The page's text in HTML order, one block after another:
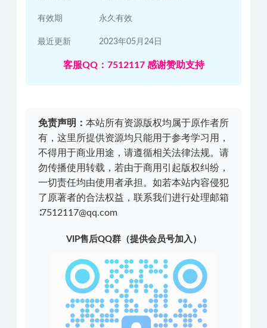
有效期 永久有效
最近更新 2023年05月24日
客服QQ：7512117 感谢赞助支持
免责声明： 本站所有资源版权均属于原作者所
有，这里所提供资源均只能用于参考学习用，
不得用于商业用途，请遵循相关法律法规。请
勿传播使用转载，若由于商用引起版权纠纷，
一切责任均由使用者承担。如若本站内容侵犯
了原著者的合法权益，联系我们进行处理邮箱
∶7512117@qq.com
VIP售后QQ群（提供会员号加入）